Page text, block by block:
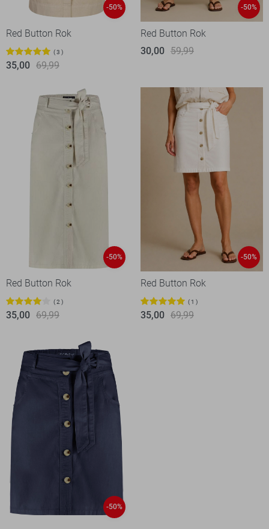
-50%
Red Button Rok
3
35,00 69,99
-50%
Red Button Rok
30,00 59,99
-50%
Red Button Rok
2
35,00 69,99
-50%
Red Button Rok
1
35,00 69,99
-50%